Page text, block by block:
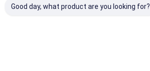
Good day, what product are you looking for?